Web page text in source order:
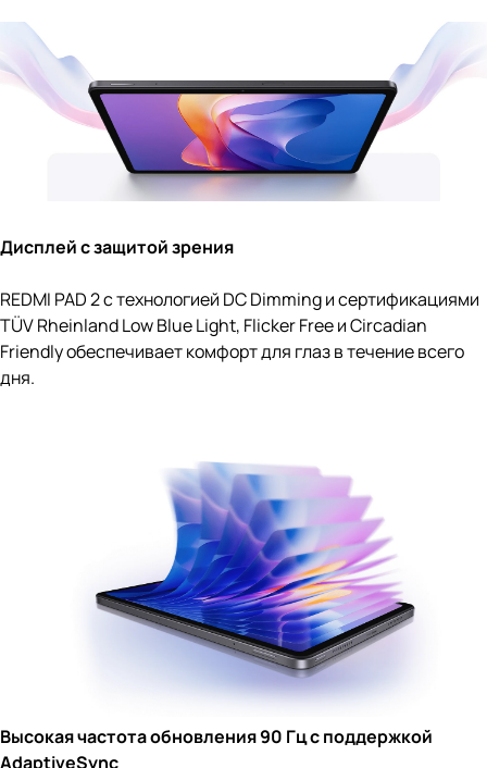
Дисплей с защитой зрения
REDMI PAD 2 с технологией DC Dimming и сертификациями
TÜV Rheinland Low Blue Light, Flicker Free и Circadian
Friendly обеспечивает комфорт для глаз в течение всего
дня.
Высокая частота обновления 90 Гц с поддержкой
AdaptiveSync